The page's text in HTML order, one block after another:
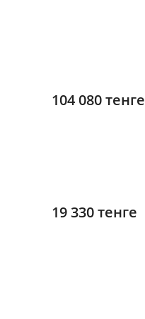
104 080 тенге
19 330 тенге